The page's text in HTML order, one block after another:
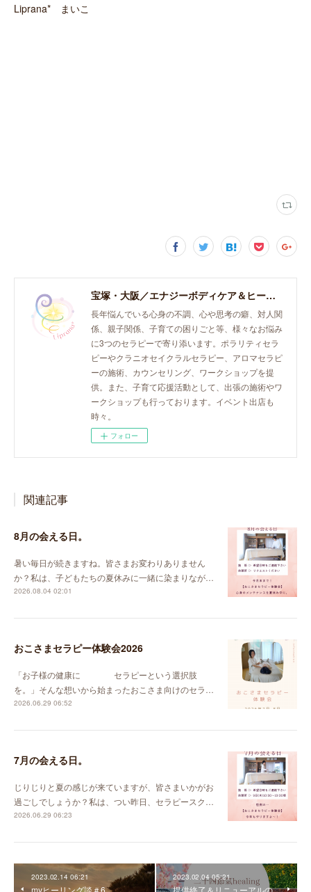
Liprana* まいこ
宝塚・大阪／エナジーボディケア＆ヒーリング「癒し、育て、らしく生きる。」おとなとこどものセラピースペース。
長年悩んでいる心身の不調、心や思考の癖、対人関
係、親子関係、子育ての困りごと等、様々なお悩み
に3つのセラピーで寄り添います。ポラリティセラ
ピーやクラニオセイクラルセラピー、アロマセラピ
ーの施術、カウンセリング、ワークショップを提
供。また、子育て応援活動として、出張の施術やワ
ークショップも行っております。イベント出店も
時々。
フォロー
関連記事
8月の会える日。
暑い毎日が続きますね。皆さまお変わりありません
か？私は、子どもたちの夏休みに一緒に染まりなが…
2026.08.04 02:01
おこさまセラピー体験会2026
「お子様の健康に セラピーという選択肢
を。」そんな想いから始まったおこさま向けのセラ…
2026.06.29 06:52
7月の会える日。
じりじりと夏の感じが来ていますが、皆さまいかがお
過ごしでしょうか？私は、つい昨日、セラピースク…
2026.06.29 06:23
2023.02.14 06:21
myヒーリング談＃6
2023.02.04 05:21
提供終了＆リニューアルの